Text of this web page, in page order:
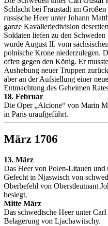
Schlacht bei Fraustadt im
russische Heer unter Johann
ganze Kavalleriedivision
Soldaten liefen zu den
wurde August II. vom
polnische Krone niederzulegen.
offen gegen den König. Er
Aushebung neuer Truppen
aber an der Aufstellung einer
Entmachtung des Geheimen
18. Februar
Die Oper „Alcione“ von Marin
in Paris uraufgeführt.
März 1706
13. März
Das Heer von Polen-Litauen
Gefecht in Njaswisch von
Oberbefehl von Oberstleutnant
besiegt.
Mitte März
Das schwedische Heer unter
Belagerung von Ljachawitschy.